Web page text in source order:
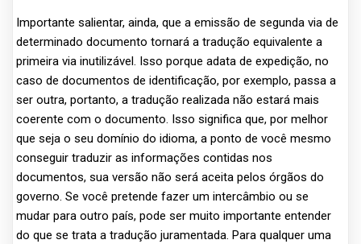
Importante salientar, ainda, que a emissão de segunda via de
determinado documento tornará a tradução equivalente a
primeira via inutilizável. Isso porque adata de expedição, no
caso de documentos de identificação, por exemplo, passa a
ser outra, portanto, a tradução realizada não estará mais
coerente com o documento. Isso significa que, por melhor
que seja o seu domínio do idioma, a ponto de você mesmo
conseguir traduzir as informações contidas nos
documentos, sua versão não será aceita pelos órgãos do
governo. Se você pretende fazer um intercâmbio ou se
mudar para outro país, pode ser muito importante entender
do que se trata a tradução juramentada. Para qualquer uma